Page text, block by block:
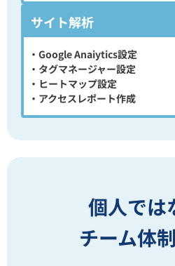
サイト解析
・Google Anaiytics設定
・タグマネージャー設定
・ヒートマップ設定
・アクセスレポート作成
個人では
チーム体